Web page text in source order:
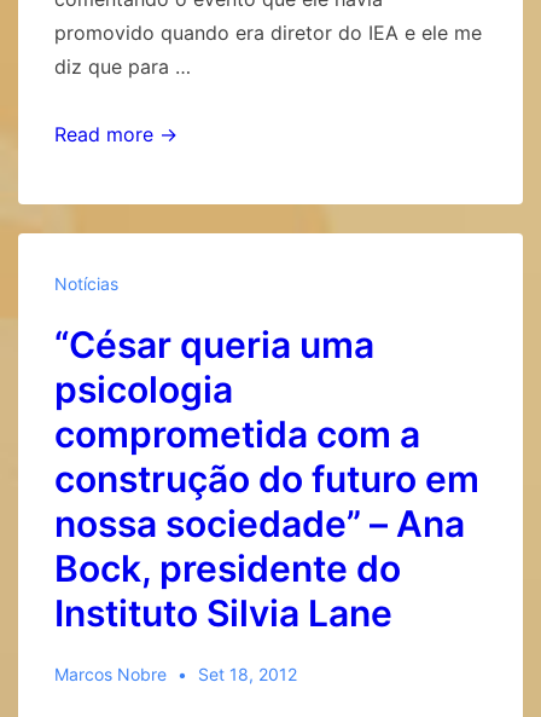
promovido quando era diretor do IEA e ele me
diz que para …
“É
sempre
pensar
produção
conhecimento
científico
e
atuação
profissional”
–
Tomanari,
Read more →
Notícias
“César queria uma
psicologia
comprometida com a
construção do futuro em
nossa sociedade” – Ana
Bock, presidente do
Instituto Silvia Lane
Marcos Nobre Set 18, 2012